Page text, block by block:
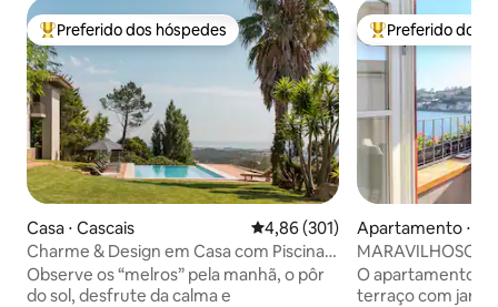
Entre os melhores preferidos dos hóspedes
Preferido dos hóspedes
Casa ⋅ Cascais 4,86 de uma avaliação média de
4,86 (301)
Charme & Design em Casa com Piscina e
Vista Magnífica de Mar e Montanha
Observe os “melros” pela manhã, o pôr
do sol, desfrute da calma e
Entre os
Preferido dos
Apartamento ⋅
MARAVILHOSO
O apartamento
terraço com